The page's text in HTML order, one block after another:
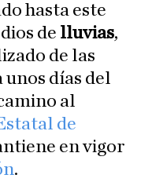
hasta este
de lluvias,
de las
unos días del
al
de
en vigor
.